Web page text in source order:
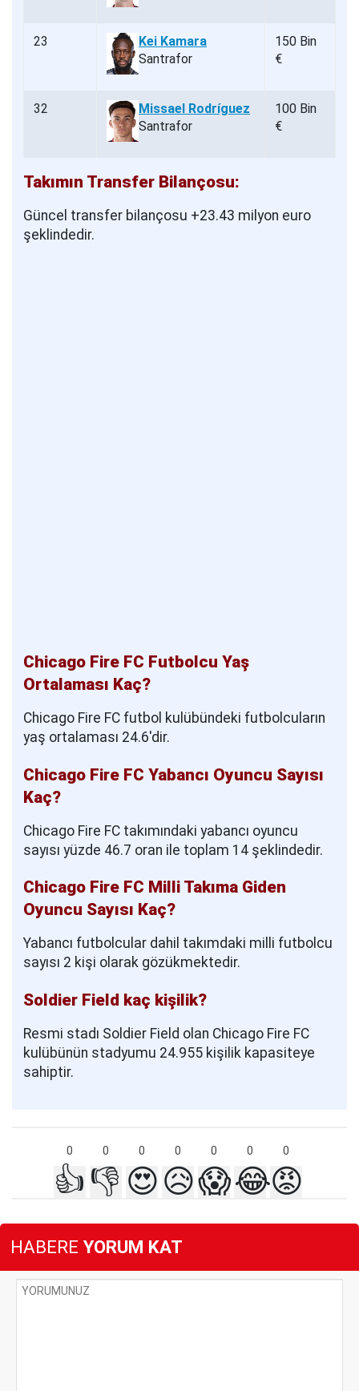
23
Kei Kamara
Santrafor
150 Bin
€
32
Missael Rodríguez
Santrafor
100 Bin
€
Takımın Transfer Bilançosu:
Güncel transfer bilançosu +23.43 milyon euro
şeklindedir.
Chicago Fire FC Futbolcu Yaş
Ortalaması Kaç?
Chicago Fire FC futbol kulübündeki futbolcuların
yaş ortalaması 24.6'dir.
Chicago Fire FC Yabancı Oyuncu Sayısı
Kaç?
Chicago Fire FC takımındaki yabancı oyuncu
sayısı yüzde 46.7 oran ile toplam 14 şeklindedir.
Chicago Fire FC Milli Takıma Giden
Oyuncu Sayısı Kaç?
Yabancı futbolcular dahil takımdaki milli futbolcu
sayısı 2 kişi olarak gözükmektedir.
Soldier Field kaç kişilik?
Resmi stadı Soldier Field olan Chicago Fire FC
kulübünün stadyumu 24.955 kişilik kapasiteye
sahiptir.
0 0 0 0 0 0 0
👍 👎 😍😥😱😂😡
HABERE YORUM KAT